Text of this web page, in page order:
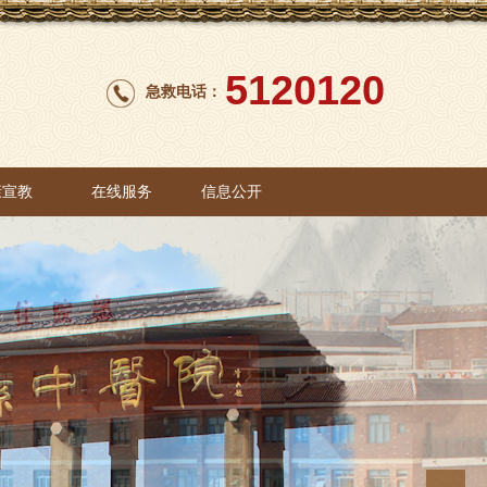
急救电话： 5120120
信息公开
教
教
在线服务
在线服务